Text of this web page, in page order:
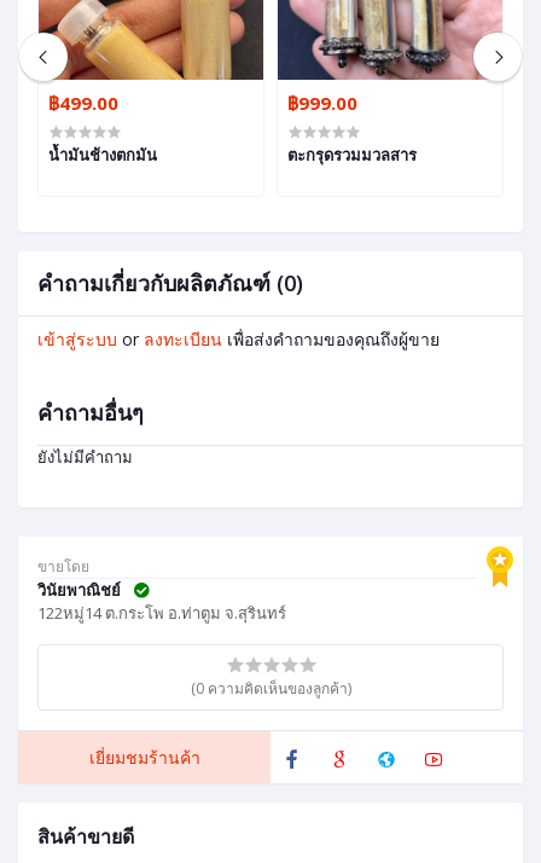
ขายโดย
วินัยพาณิชย์
122หมู่14 ต.กระโพ อ.ท่าตูม จ.สุรินทร์
(0 ความคิดเห็นของลูกค้า)
เยี่ยมชมร้านค้า
สินค้าขายดี
฿499.00
น้ำมันช้างตกมัน
฿999.00
ตะกรุดรวมมวลสาร
คำถามเกี่ยวกับผลิตภัณฑ์ (0)
เข้าสู่ระบบ or ลงทะเบียน เพื่อส่งคำถามของคุณถึงผู้ขาย
คำถามอื่นๆ
ยังไม่มีคำถาม